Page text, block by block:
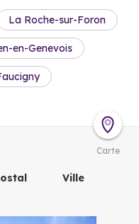
La Roche-sur-Foron
en-Genevois
Carte
Ville